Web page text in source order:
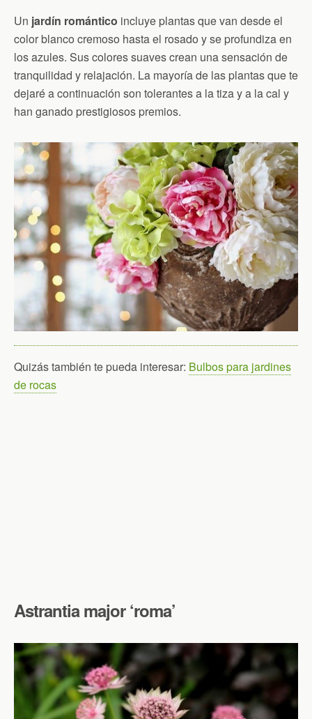
Un jardín romántico incluye plantas que van desde el
color blanco cremoso hasta el rosado y se profundiza en
los azules. Sus colores suaves crean una sensación de
tranquilidad y relajación. La mayoría de las plantas que te
dejaré a continuación son tolerantes a la tiza y a la cal y
han ganado prestigiosos premios.
Quizás también te pueda interesar: Bulbos para jardines
de rocas
Astrantia major ‘roma’